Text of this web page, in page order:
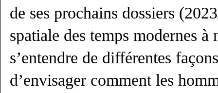
de ses prochains dossiers
spatiale des temps modernes
s’entendre de différentes
d’envisager comment les